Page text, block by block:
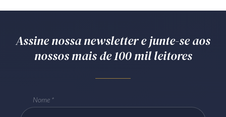
Assine nossa newsletter e junte-se aos
nossos mais de 100 mil leitores
Nome